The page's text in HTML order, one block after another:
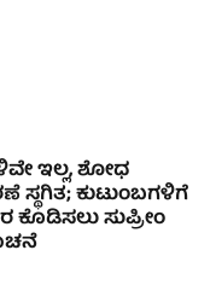
ಇಲ್ಲ, ಶೋಧ
ಸ್ಥಗಿತ; ಕುಟುಂಬಗಳಿಗೆ
ಸುಪ್ರೀಂ